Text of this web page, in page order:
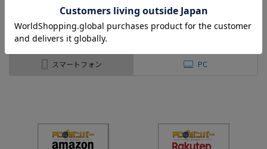
スマートフォン PC